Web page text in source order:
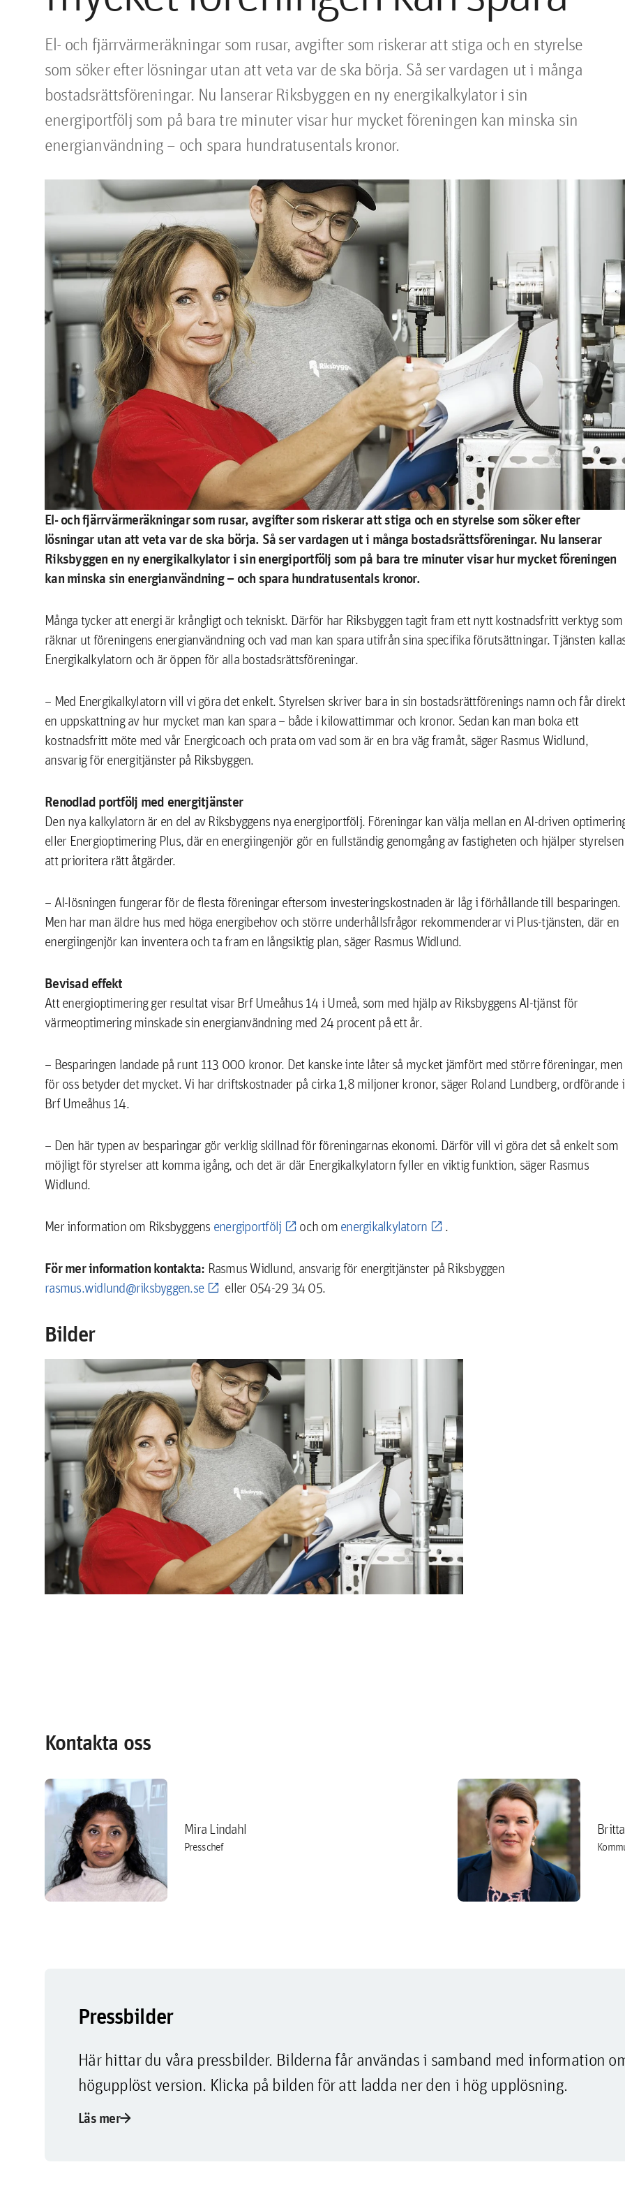
El- och fjärrvärmeräkningar som rusar, avgifter som riskerar att stiga och en styrelse
som söker efter lösningar utan att veta var de ska börja. Så ser vardagen ut i många
bostadsrättsföreningar. Nu lanserar Riksbyggen en ny energikalkylator i sin
energiportfölj som på bara tre minuter visar hur mycket föreningen kan minska sin
energianvändning – och spara hundratusentals kronor.
El- och fjärrvärmeräkningar som rusar, avgifter som riskerar att stiga och en styrelse som söker efter
lösningar utan att veta var de ska börja. Så ser vardagen ut i många bostadsrättsföreningar. Nu lanserar
Riksbyggen en ny energikalkylator i sin energiportfölj som på bara tre minuter visar hur mycket föreningen
kan minska sin energianvändning – och spara hundratusentals kronor.
Många tycker att energi är krångligt och tekniskt. Därför har Riksbyggen tagit fram ett nytt kostnadsfritt verktyg som
räknar ut föreningens energianvändning och vad man kan spara utifrån sina specifika förutsättningar. Tjänsten
Energikalkylatorn och är öppen för alla bostadsrättsföreningar.
– Med Energikalkylatorn vill vi göra det enkelt. Styrelsen skriver bara in sin bostadsrättförenings namn och får direkt
en uppskattning av hur mycket man kan spara – både i kilowattimmar och kronor. Sedan kan man boka ett
kostnadsfritt möte med vår Energicoach och prata om vad som är en bra väg framåt, säger Rasmus Widlund,
ansvarig för energitjänster på Riksbyggen.
Renodlad portfölj med energitjänster
Den nya kalkylatorn är en del av Riksbyggens nya energiportfölj. Föreningar kan välja mellan en AI-driven
eller Energioptimering Plus, där en energiingenjör gör en fullständig genomgång av fastigheten och hjälper styrelsen
att prioritera rätt åtgärder.
– AI-lösningen fungerar för de flesta föreningar eftersom investeringskostnaden är låg i förhållande till besparingen.
Men har man äldre hus med höga energibehov och större underhållsfrågor rekommenderar vi Plus-tjänsten, där en
energiingenjör kan inventera och ta fram en långsiktig plan, säger Rasmus Widlund.
Bevisad effekt
Att energioptimering ger resultat visar Brf Umeåhus 14 i Umeå, som med hjälp av Riksbyggens AI-tjänst för
värmeoptimering minskade sin energianvändning med 24 procent på ett år.
– Besparingen landade på runt 113 000 kronor. Det kanske inte låter så mycket jämfört med större föreningar, men
för oss betyder det mycket. Vi har driftskostnader på cirka 1,8 miljoner kronor, säger Roland Lundberg, ordförande i
Brf Umeåhus 14.
– Den här typen av besparingar gör verklig skillnad för föreningarnas ekonomi. Därför vill vi göra det så enkelt som
möjligt för styrelser att komma igång, och det är där Energikalkylatorn fyller en viktig funktion, säger Rasmus
Widlund.
Mer information om Riksbyggens energiportfölj och om energikalkylatorn .
För mer information kontakta: Rasmus Widlund, ansvarig för energitjänster på Riksbyggen
rasmus.widlund@riksbyggen.se
eller 054-29 34 05.
Bilder
Kontakta oss
Mira Lindahl
Presschef
Pressbilder
Här hittar du våra pressbilder. Bilderna får användas i samband med information
högupplöst version. Klicka på bilden för att ladda ner den i hög upplösning.
Läs merarrow_forward